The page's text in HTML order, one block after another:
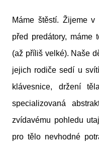
Máme štěstí. Žijeme
před predátory, máme
(až příliš velké). Naše
jejich rodiče sedí u
klávesnice, držení
specializovaná
zvídavému pohledu
pro tělo nevhodné